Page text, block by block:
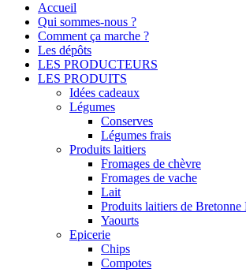
Accueil
Qui sommes-nous ?
Comment ça marche ?
Les dépôts
LES PRODUCTEURS
LES PRODUITS
Idées cadeaux
Légumes
Conserves
Légumes frais
Produits laitiers
Fromages de chèvre
Fromages de vache
Lait
Produits laitiers de Bretonne
Yaourts
Epicerie
Chips
Compotes